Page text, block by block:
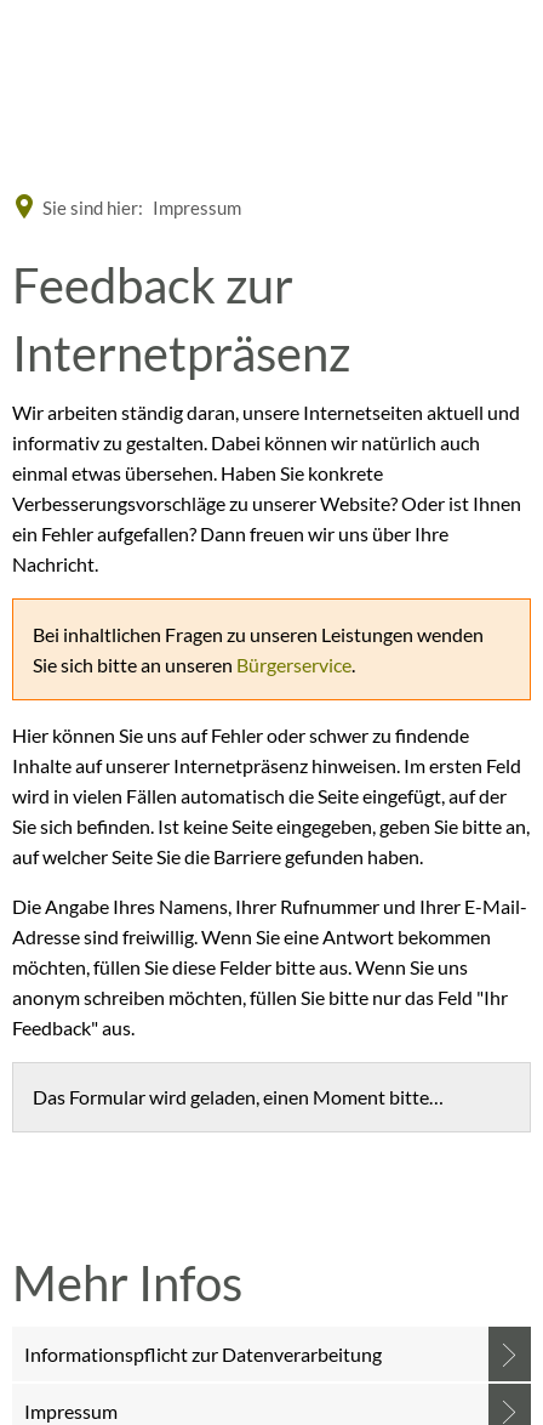
Sie sind hier: Impressum
Feedback
zur
Internetseite
Feedback zur
Internetpräsenz
Wir arbeiten ständig daran, unsere Internetseiten aktuell und
informativ zu gestalten. Dabei können wir natürlich auch
einmal etwas übersehen. Haben Sie konkrete
Verbesserungsvorschläge zu unserer Website? Oder ist Ihnen
ein Fehler aufgefallen? Dann freuen wir uns über Ihre
Nachricht.
Bei inhaltlichen Fragen zu unseren Leistungen wenden
Sie sich bitte an unseren Bürgerservice.
Hier können Sie uns auf Fehler oder schwer zu findende
Inhalte auf unserer Internetpräsenz hinweisen. Im ersten Feld
wird in vielen Fällen automatisch die Seite eingefügt, auf der
Sie sich befinden. Ist keine Seite eingegeben, geben Sie bitte an,
auf welcher Seite Sie die Barriere gefunden haben.
Die Angabe Ihres Namens, Ihrer Rufnummer und Ihrer E-Mail-
Adresse sind freiwillig. Wenn Sie eine Antwort bekommen
möchten, füllen Sie diese Felder bitte aus. Wenn Sie uns
anonym schreiben möchten, füllen Sie bitte nur das Feld "Ihr
Feedback" aus.
Das Formular wird geladen, einen Moment bitte…
Mehr Infos
Informationspflicht zur Datenverarbeitung
Impressum